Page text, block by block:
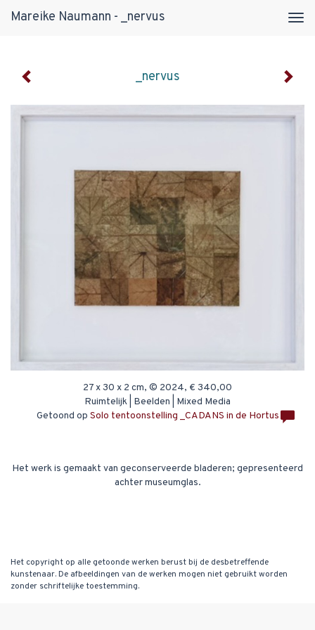
Mareike Naumann - _nervus
_nervus
27 x 30 x 2 cm, © 2024, € 340,00
Ruimtelijk | Beelden | Mixed Media
Getoond op Solo tentoonstelling _CADANS in de Hortus
Het werk is gemaakt van geconserveerde bladeren; gepresenteerd
achter museumglas.
Het copyright op alle getoonde werken berust bij de desbetreffende
kunstenaar. De afbeeldingen van de werken mogen niet gebruikt worden
zonder schriftelijke toestemming.